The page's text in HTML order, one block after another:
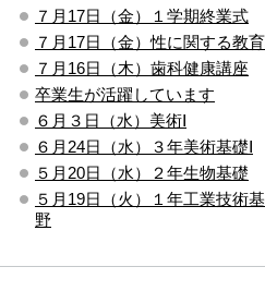
７月17日（金）１学期終業式
７月17日（金）性に関する教
７月16日（木）歯科健康講座
卒業生が活躍しています
６月３日（水）美術Ⅰ
６月24日（水）３年美術基礎Ⅰ
５月20日（水）２年生物基礎
５月19日（火）１年工業技術
野